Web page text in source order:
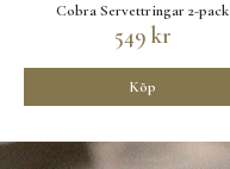
Cobra Servettringar 2-pack
549 kr
Köp